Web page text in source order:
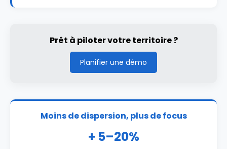
Prêt à piloter votre territoire ?
Planifier une démo
Moins de dispersion, plus de focus
+ 5–20%